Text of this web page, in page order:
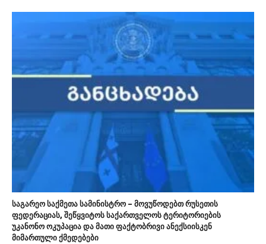
საგარეო საქმეთა სამინისტრო – მოვუწოდებთ რუსეთის
ფედერაციას, შეწყვიტოს საქართველოს ტერიტორიების
უკანონო ოკუპაცია და მათი ფაქტობრივი ანექსიისკენ
მიმართული ქმედებები